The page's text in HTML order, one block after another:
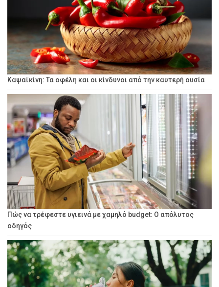
Καψαϊκίνη: Τα οφέλη και οι κίνδυνοι από την καυτερή ουσία
Πώς να τρέφεστε υγιεινά με χαμηλό budget: Ο απόλυτος
οδηγός